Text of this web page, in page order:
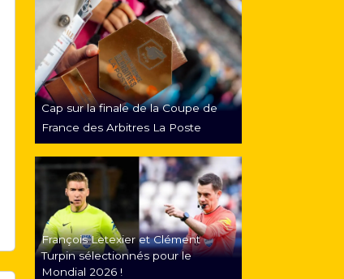
Cap sur la finale de la Coupe de
France des Arbitres La Poste
François Letexier et Clément
Turpin sélectionnés pour le
Mondial 2026 !